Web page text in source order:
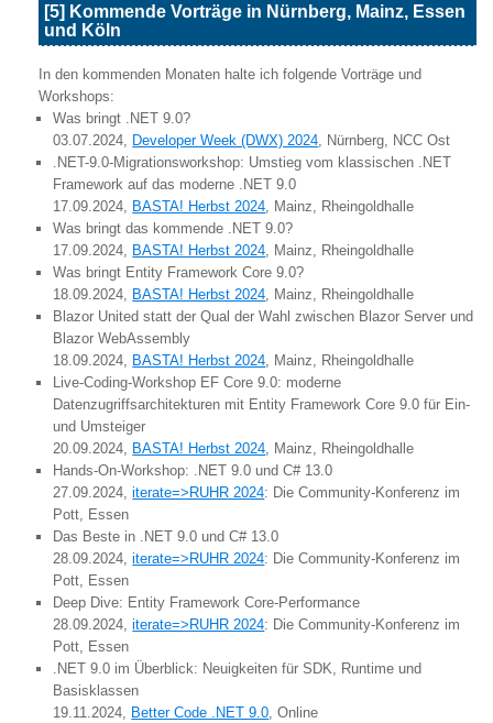
[5] Kommende Vorträge in Nürnberg, Mainz, Essen
und Köln
In den kommenden Monaten halte ich folgende Vorträge und
Workshops:
Was bringt .NET 9.0?
03.07.2024, Developer Week (DWX) 2024, Nürnberg, NCC Ost
.NET-9.0-Migrationsworkshop: Umstieg vom klassischen .NET
Framework auf das moderne .NET 9.0
17.09.2024, BASTA! Herbst 2024, Mainz, Rheingoldhalle
Was bringt das kommende .NET 9.0?
17.09.2024, BASTA! Herbst 2024, Mainz, Rheingoldhalle
Was bringt Entity Framework Core 9.0?
18.09.2024, BASTA! Herbst 2024, Mainz, Rheingoldhalle
Blazor United statt der Qual der Wahl zwischen Blazor Server und
Blazor WebAssembly
18.09.2024, BASTA! Herbst 2024, Mainz, Rheingoldhalle
Live-Coding-Workshop EF Core 9.0: moderne
Datenzugriffsarchitekturen mit Entity Framework Core 9.0 für Ein-
und Umsteiger
20.09.2024, BASTA! Herbst 2024, Mainz, Rheingoldhalle
Hands-On-Workshop: .NET 9.0 und C# 13.0
27.09.2024,iterate=>RUHR 2024: Die Community-Konferenz im
Pott, Essen
Das Beste in .NET 9.0 und C# 13.0
28.09.2024,iterate=>RUHR 2024: Die Community-Konferenz im
Pott, Essen
Deep Dive: Entity Framework Core-Performance
28.09.2024,iterate=>RUHR 2024: Die Community-Konferenz im
Pott, Essen
.NET 9.0 im Überblick: Neuigkeiten für SDK, Runtime und
Basisklassen
19.11.2024, Better Code .NET 9.0, Online